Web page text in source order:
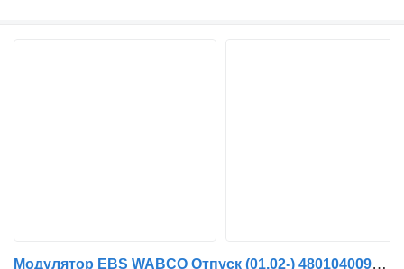
Модулятор EBS WABCO Отпуск (01.02-) 4801040090 для автобуса Solaris Urbino, Alpino, Vacanza (1999-)